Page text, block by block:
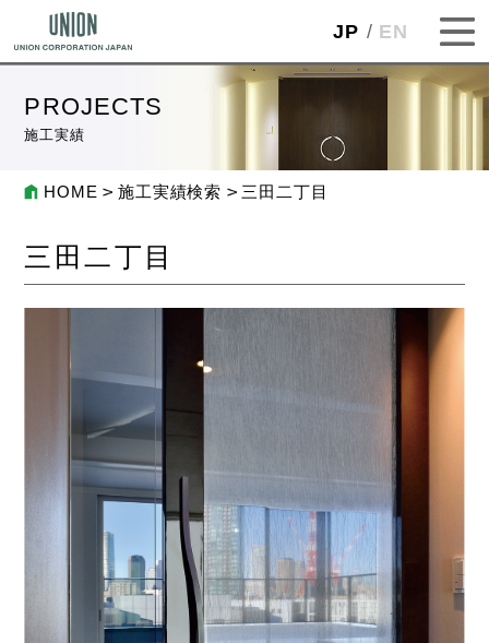
JP EN
PROJECTS
施工実績
HOME 施工実績検索 三田二丁目
三田二丁目